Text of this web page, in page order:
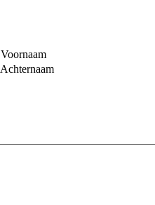
Voornaam
Achternaam